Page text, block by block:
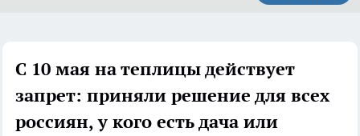
С 10 мая на теплицы действует
запрет: приняли решение для всех
россиян, у кого есть дача или